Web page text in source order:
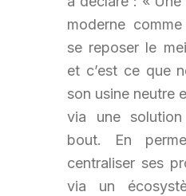
moderne
se reposer le
et c’est ce que
son usine neutre
via une
bout. En
centraliser ses
via un